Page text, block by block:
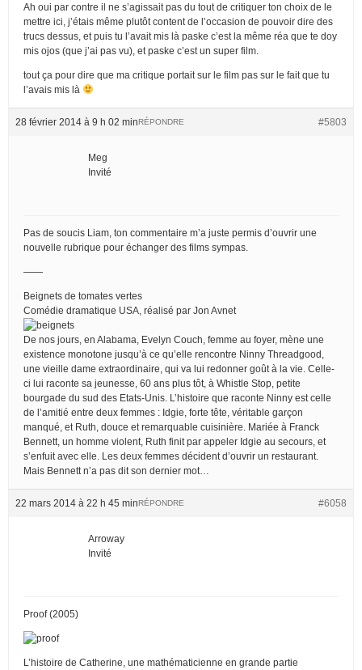
Ah oui par contre il ne s’agissait pas du tout de critiquer ton choix de le
mettre ici, j’étais même plutôt content de l’occasion de pouvoir dire des
trucs dessus, et puis tu l’avait mis là paske c’est la même réa que te doy
mis ojos (que j’ai pas vu), et paske c’est un super film.
tout ça pour dire que ma critique portait sur le film pas sur le fait que tu
l’avais mis là
28 février 2014 à 9 h 02 min #5803
RÉPONDRE
Meg
Invité
Pas de soucis Liam, ton commentaire m’a juste permis d’ouvrir une
nouvelle rubrique pour échanger des films sympas.
——
Beignets de tomates vertes
Comédie dramatique USA, réalisé par Jon Avnet
De nos jours, en Alabama, Evelyn Couch, femme au foyer, mène une
existence monotone jusqu’à ce qu’elle rencontre Ninny Threadgood,
une vieille dame extraordinaire, qui va lui redonner goût à la vie. Celle-
ci lui raconte sa jeunesse, 60 ans plus tôt, à Whistle Stop, petite
bourgade du sud des Etats-Unis. L’histoire que raconte Ninny est celle
de l’amitié entre deux femmes : Idgie, forte tête, véritable garçon
manqué, et Ruth, douce et remarquable cuisinière. Mariée à Franck
Bennett, un homme violent, Ruth finit par appeler Idgie au secours, et
s’enfuit avec elle. Les deux femmes décident d’ouvrir un restaurant.
Mais Bennett n’a pas dit son dernier mot…
22 mars 2014 à 22 h 45 min #6058
RÉPONDRE
Arroway
Invité
Proof (2005)
L’histoire de Catherine, une mathématicienne en grande partie